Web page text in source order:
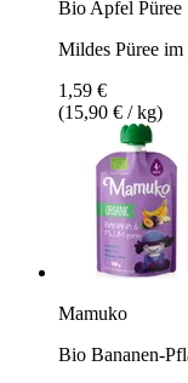
Bio Apfel Püree
Mildes Püree im
1,59 €
(15,90 € / kg)
Mamuko
Bio Bananen-